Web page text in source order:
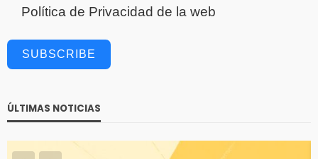
Política de Privacidad de la web
SUBSCRIBE
ÚLTIMAS NOTICIAS